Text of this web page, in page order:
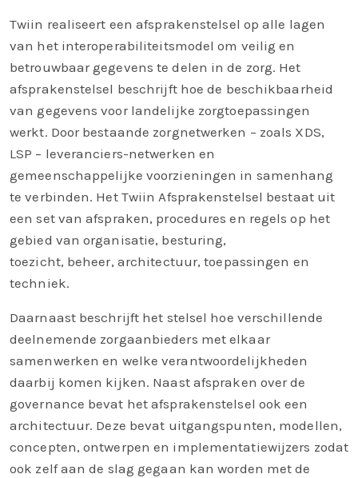
Twiin realiseert een afsprakenstelsel op alle lagen
van het interoperabiliteitsmodel om veilig en
betrouwbaar gegevens te delen in de zorg. Het
afsprakenstelsel beschrijft hoe de beschikbaarheid
van gegevens voor landelijke zorgtoepassingen
werkt. Door bestaande zorgnetwerken – zoals XDS,
LSP – leveranciers-netwerken en
gemeenschappelijke voorzieningen in samenhang
te verbinden. Het Twiin Afsprakenstelsel bestaat uit
een set van afspraken, procedures en regels op het
gebied van organisatie, besturing,
toezicht, beheer, architectuur, toepassingen en
techniek.
Daarnaast beschrijft het stelsel hoe verschillende
deelnemende zorgaanbieders met elkaar
samenwerken en welke verantwoordelijkheden
daarbij komen kijken. Naast afspraken over de
governance bevat het afsprakenstelsel ook een
architectuur. Deze bevat uitgangspunten, modellen,
concepten, ontwerpen en implementatiewijzers zodat
ook zelf aan de slag gegaan kan worden met de